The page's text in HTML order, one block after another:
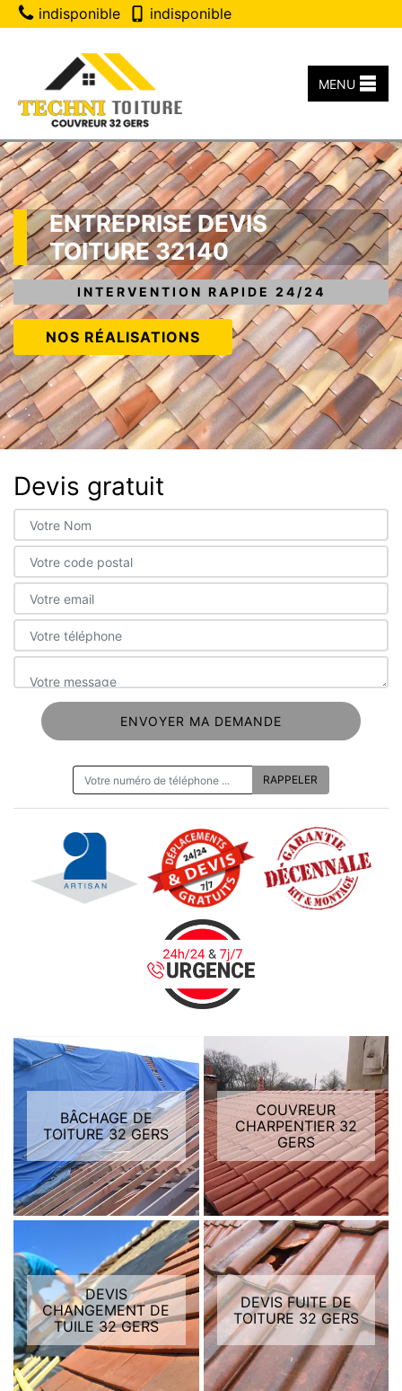
indisponible indisponible
MENU
ENTREPRISE DEVIS
TOITURE 32140
INTERVENTION RAPIDE 24/24
NOS RÉALISATIONS
Devis gratuit
BÂCHAGE DE
TOITURE 32 GERS
COUVREUR
CHARPENTIER 32
GERS
DEVIS
CHANGEMENT DE
TUILE 32 GERS
DEVIS FUITE DE
TOITURE 32 GERS